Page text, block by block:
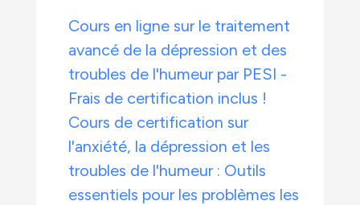
Cours en ligne sur le traitement
avancé de la dépression et des
troubles de l'humeur par PESI -
Frais de certification inclus !
Cours de certification sur
l'anxiété, la dépression et les
troubles de l'humeur : Outils
essentiels pour les problèmes les